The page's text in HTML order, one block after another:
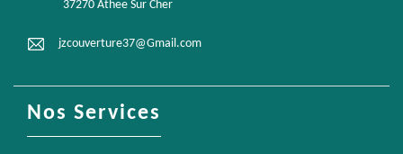
37270 Athee Sur Cher
jzcouverture37@Gmail.com
Nos Services